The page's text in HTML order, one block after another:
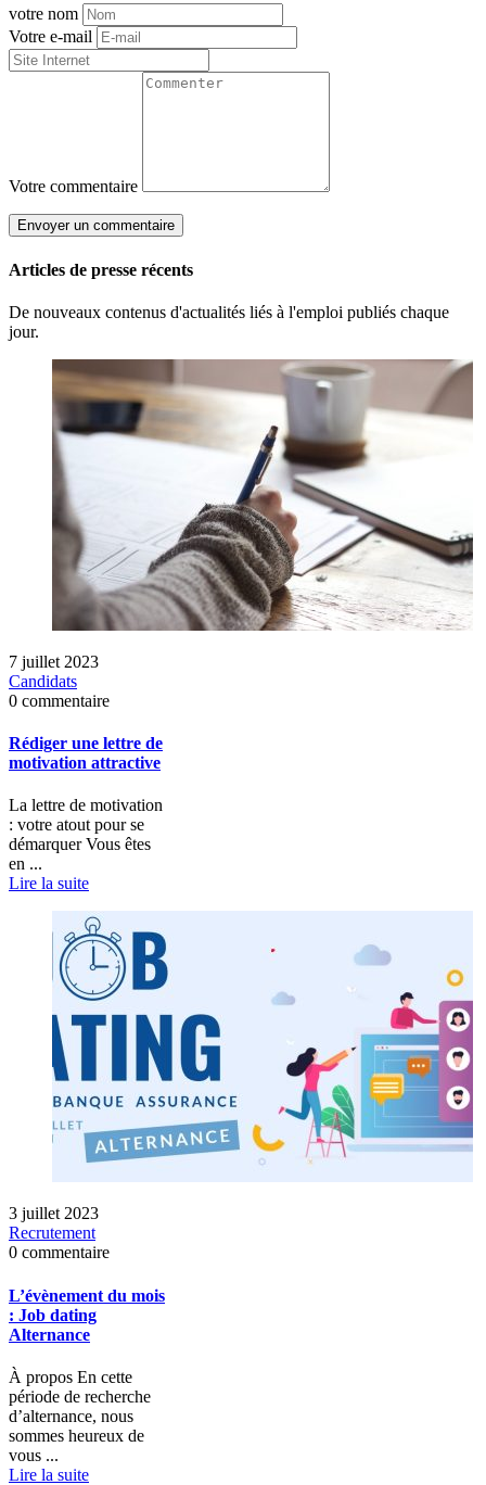
votre nom
Votre e-mail
Votre commentaire
Articles de presse récents
De nouveaux contenus d'actualités liés à l'emploi publiés chaque
jour.
7 juillet 2023
Candidats
0 commentaire
Rédiger une lettre de
motivation attractive
La lettre de motivation
: votre atout pour se
démarquer Vous êtes
en ...
Lire la suite
3 juillet 2023
Recrutement
0 commentaire
L’évènement du mois
: Job dating
Alternance
À propos En cette
période de recherche
d’alternance, nous
sommes heureux de
vous ...
Lire la suite